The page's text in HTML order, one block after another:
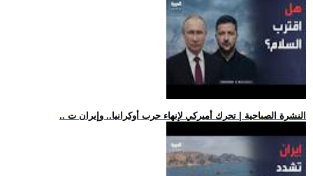
.. النشرة الصباحية | تحرك أميركي لإنهاء حرب أوكرانيا.. وإيران ت